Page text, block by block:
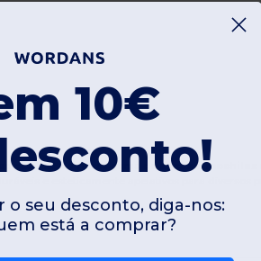
detalhe, e a nossa gama de sacos e mochilas
e esteticamente apelativos para diversos
10€
o seu desconto, diga-nos:
está a comprar?